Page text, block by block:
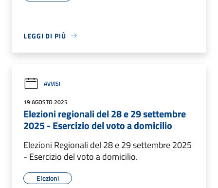
LEGGI DI PIÙ
AVVISI
19 AGOSTO 2025
Elezioni regionali del 28 e 29 settembre
2025 - Esercizio del voto a domicilio
Elezioni Regionali del 28 e 29 settembre 2025
- Esercizio del voto a domicilio.
Elezioni